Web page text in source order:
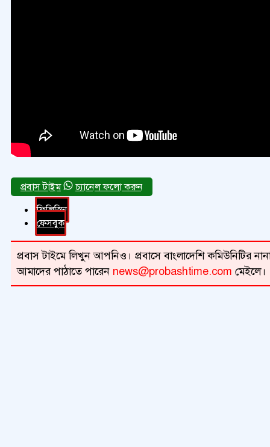
চ্যানেল ফলো করুন
ফিলিস্তিন
ফেসবুক
প্রবাস টাইমে লিখুন আপনিও। প্রবাসে বাংলাদেশি কমিউনিটির
আমাদের পাঠাতে পারেন news@probashtime.com মেইলে।